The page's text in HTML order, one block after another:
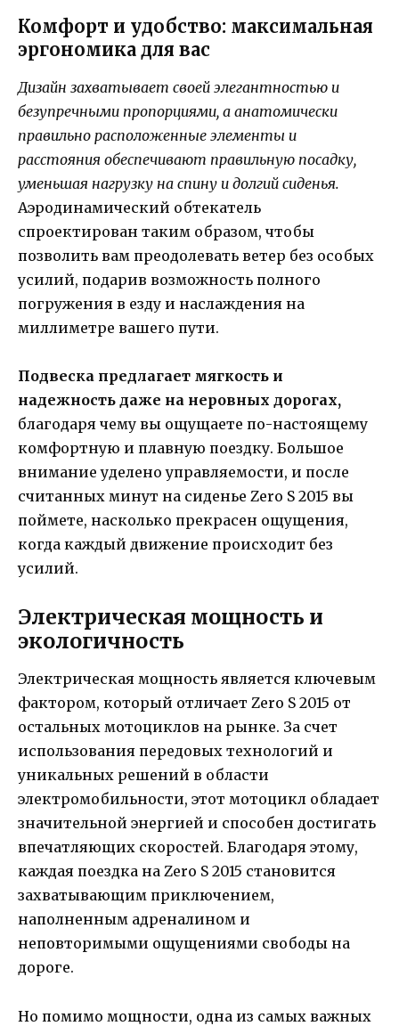
Комфорт и удобство: максимальная
эргономика для вас
Дизайн захватывает своей элегантностью и
безупречными пропорциями, а анатомически
правильно расположенные элементы и
расстояния обеспечивают правильную посадку,
уменьшая нагрузку на спину и долгий сиденья.
Аэродинамический обтекатель
спроектирован таким образом, чтобы
позволить вам преодолевать ветер без особых
усилий, подарив возможность полного
погружения в езду и наслаждения на
миллиметре вашего пути.
Подвеска предлагает мягкость и
надежность даже на неровных дорогах,
благодаря чему вы ощущаете по-настоящему
комфортную и плавную поездку. Большое
внимание уделено управляемости, и после
считанных минут на сиденье Zero S 2015 вы
поймете, насколько прекрасен ощущения,
когда каждый движение происходит без
усилий.
Электрическая мощность и
экологичность
Электрическая мощность является ключевым
фактором, который отличает Zero S 2015 от
остальных мотоциклов на рынке. За счет
использования передовых технологий и
уникальных решений в области
электромобильности, этот мотоцикл обладает
значительной энергией и способен достигать
впечатляющих скоростей. Благодаря этому,
каждая поездка на Zero S 2015 становится
захватывающим приключением,
наполненным адреналином и
неповторимыми ощущениями свободы на
дороге.
Но помимо мощности, одна из самых важных